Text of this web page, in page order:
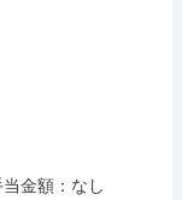
金額：なし